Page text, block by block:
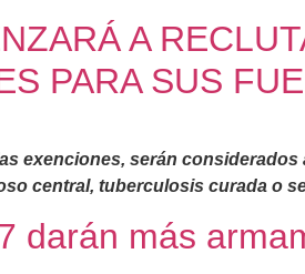
A
PARA SUS
exenciones, serán
central, tuberculosis curada o
darán más